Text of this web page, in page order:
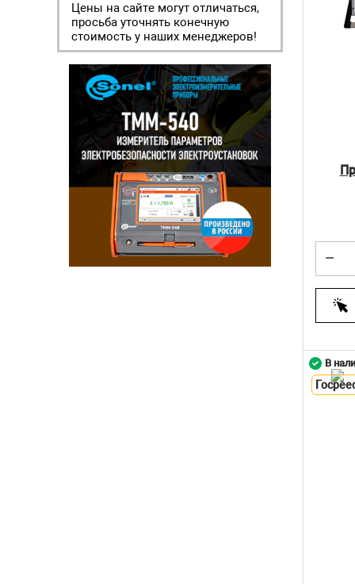
Цены на сайте могут отличаться,
просьба уточнять конечную
стоимость у наших менеджеров!
В